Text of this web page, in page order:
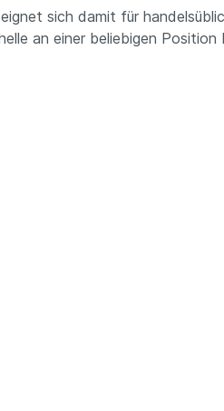
sich damit für
an einer beliebigen